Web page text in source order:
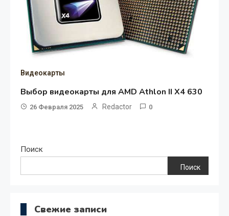
Видеокарты
Выбор видеокарты для AMD Athlon II X4 630
26 Февраля 2025 Redactor 0
Поиск
Поиск
Свежие записи